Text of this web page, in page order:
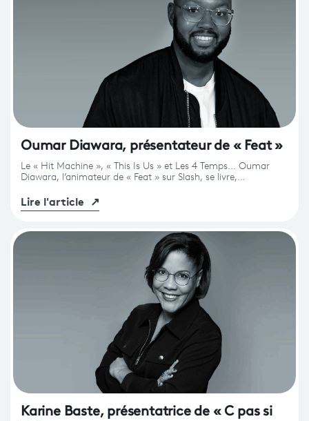
Oumar Diawara, présentateur de « Feat »
Le « Hit Machine », « This Is Us » et Les 4 Temps... Oumar
Diawara, l’animateur de « Feat » sur Slash, se livre,…
Lire l'article ↗
Karine Baste, présentatrice de « C pas si